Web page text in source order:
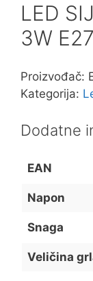
LED
3W
Proizvođač:
Kategorija:
Dodatne
EAN
Napon
Snaga
Veličina